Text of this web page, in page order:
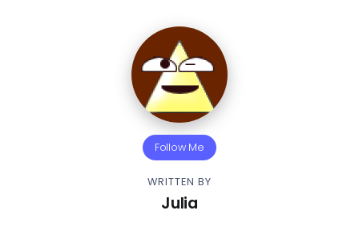
Follow Me
WRITTEN BY
Julia